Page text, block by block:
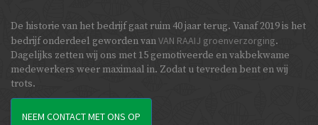
De historie van het bedrijf gaat ruim 40 jaar terug. Vanaf 2019 is het
bedrijf onderdeel geworden vanVAN RAAIJ groenverzorging.
Dagelijks zetten wij ons met 15 gemotiveerde en vakbekwame
medewerkers weer maximaal in. Zodat u tevreden bent en wij
trots.
NEEM CONTACT MET ONS OP